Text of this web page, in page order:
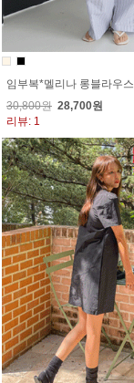
임부복*멜리나 롱블라우스
30,800원 28,700원
리뷰: 1